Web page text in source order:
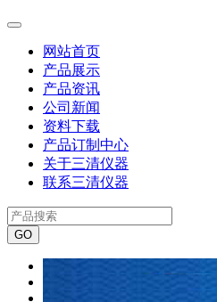
网站首页
产品展示
产品资讯
公司新闻
资料下载
产品订制中心
关于三清仪器
联系三清仪器